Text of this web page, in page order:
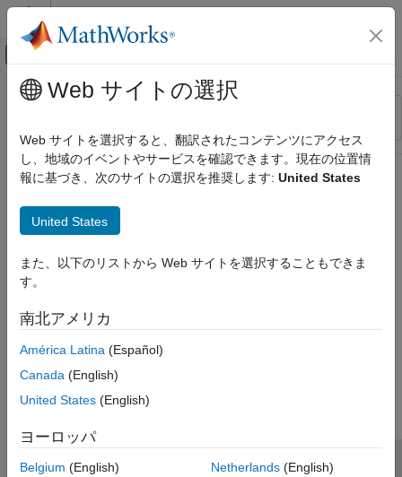
コンテンツへスキップ
オフキャンバス ナビゲーション メ
リソース
ステータス
メインコンテンツ
Web サイトの選択
Web サイトを選択すると、翻訳されたコンテンツにアクセス
し、地域のイベントやサービスを確認できます。現在の位置情
報に基づき、次のサイトの選択を推奨します: United States
United States
また、以下のリストから Web サイトを選択することもできま
す。
南北アメリカ
América Latina (Español)
Canada (English)
United States (English)
ヨーロッパ
Belgium (English)
Netherlands(English)
トラストセンター
プライバシー ポリシー